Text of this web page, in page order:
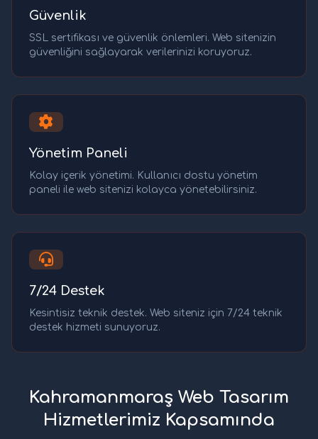
Güvenlik
SSL sertifikası ve güvenlik önlemleri. Web sitenizin
güvenliğini sağlayarak verilerinizi koruyoruz.
Yönetim Paneli
Kolay içerik yönetimi. Kullanıcı dostu yönetim
paneli ile web sitenizi kolayca yönetebilirsiniz.
7/24 Destek
Kesintisiz teknik destek. Web siteniz için 7/24 teknik
destek hizmeti sunuyoruz.
Kahramanmaraş Web Tasarım
Hizmetlerimiz Kapsamında